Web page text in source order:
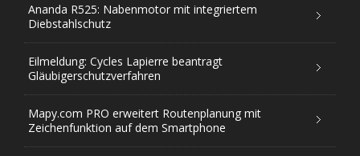
Ananda R525: Nabenmotor mit integriertem
Diebstahlschutz
Eilmeldung: Cycles Lapierre beantragt
Gläubigerschutzverfahren
Mapy.com PRO erweitert Routenplanung mit
Zeichenfunktion auf dem Smartphone